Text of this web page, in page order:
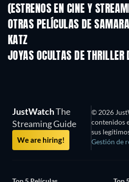
(ESTRENOS EN CINE Y
OTRAS PELÍCULAS DE
KATZ
JOYAS OCULTAS DE THRILLER
JustWatchThe
Streaming Guide
We are hiring!
© 2026
contenidos
sus
Gestión de